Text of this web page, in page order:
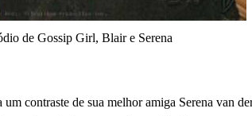
de Gossip Girl, Blair e Serena
um contraste de sua melhor amiga Serena van